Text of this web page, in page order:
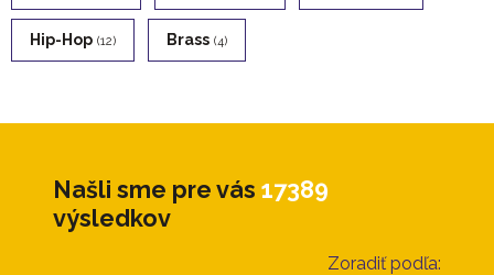
Hip-Hop (12) Brass (4)
Našli sme pre vás 17389
výsledkov
Zoradiť podľa: